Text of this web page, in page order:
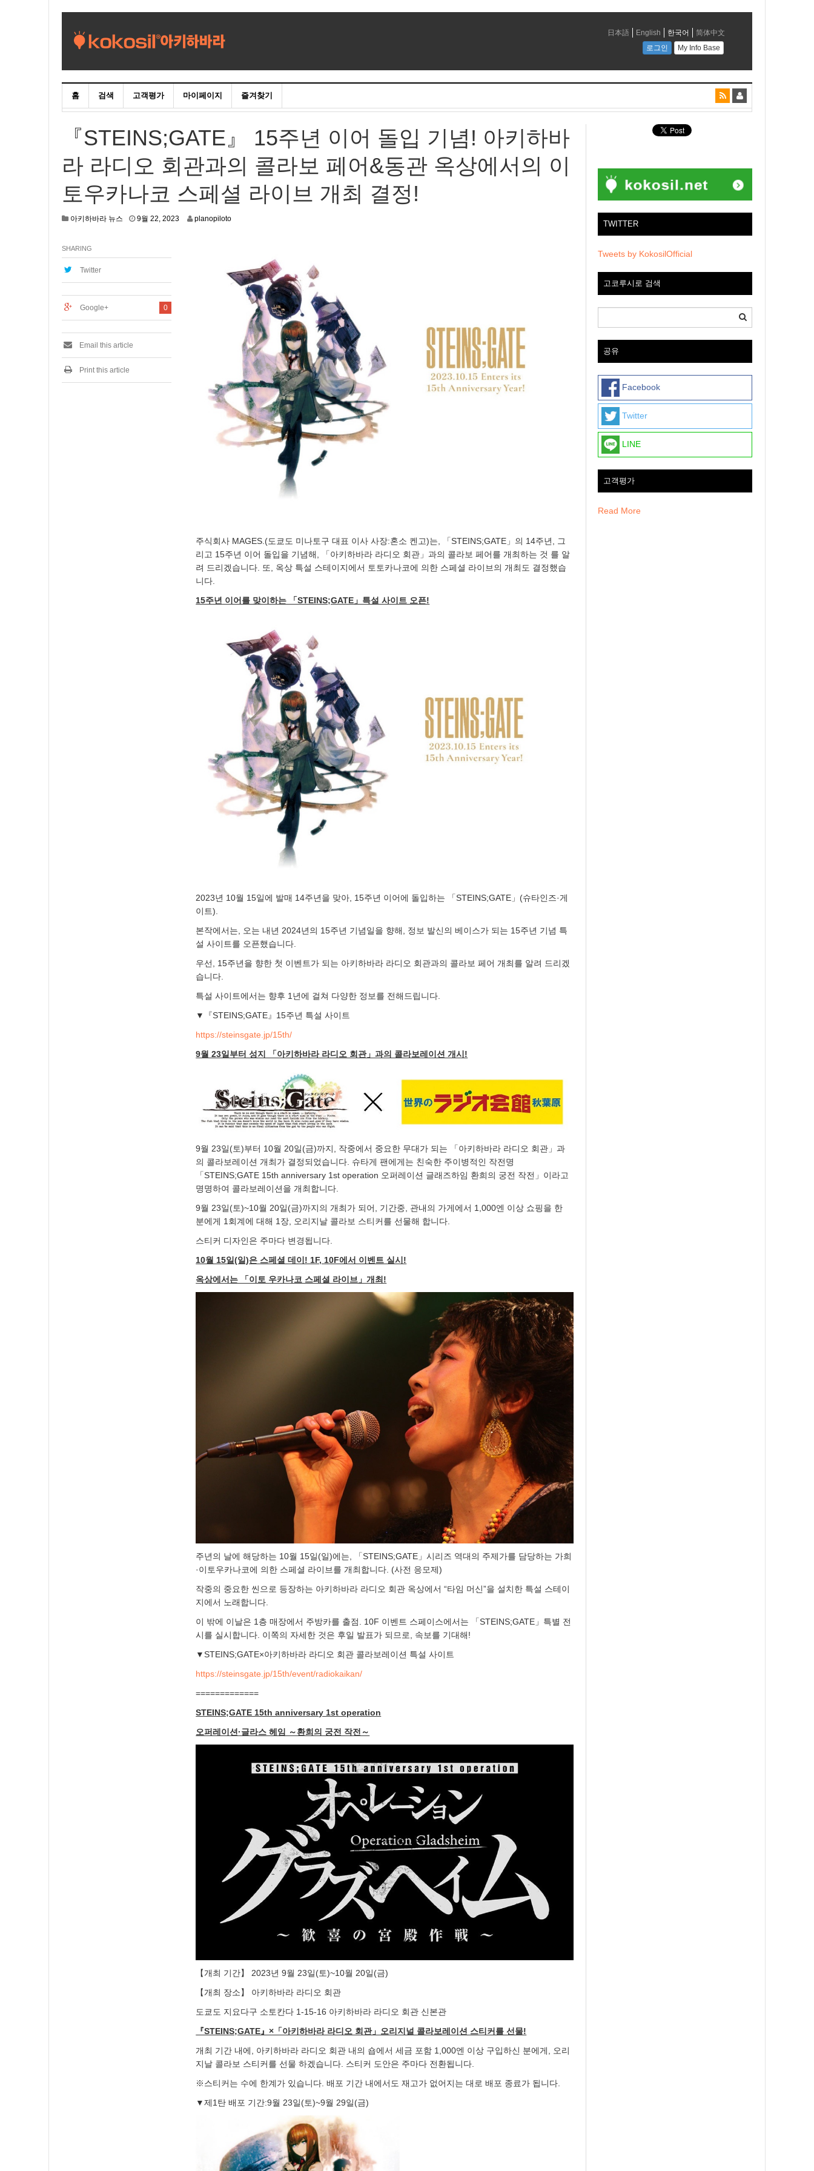
홈 검색 고객평가 마이페이지 즐겨찾기
『STEINS;GATE』 15주년 이어 돌입 기념! 아키하바
라 라디오 회관과의 콜라보 페어&동관 옥상에서의 이
토우카나코 스페셜 라이브 개최 결정!
아키하바라 뉴스 9월 22, 20239
planopiloto
주식회사 MAGES.(도쿄도 미나토구 대표 이사 사장:혼소 켄고)는, 「STEINS;GATE」의 14주년, 그
리고 15주년 이어 돌입을 기념해, 「아키하바라 라디오 회관」과의 콜라보 페어를 개최하는 것 를 알
려 드리겠습니다. 또, 옥상 특설 스테이지에서 토토카나코에 의한 스페셜 라이브의 개최도 결정했습
니다.
15주년 이어를 맞이하는 「STEINS;GATE」특설 사이트 오픈!
2023년 10월 15일에 발매 14주년을 맞아, 15주년 이어에 돌입하는 「STEINS;GATE」(슈타인즈·게
이트).
본작에서는, 오는 내년 2024년의 15주년 기념일을 향해, 정보 발신의 베이스가 되는 15주년 기념 특
설 사이트를 오픈했습니다.
우선, 15주년을 향한 첫 이벤트가 되는 아키하바라 라디오 회관과의 콜라보 페어 개최를 알려 드리겠
습니다.
특설 사이트에서는 향후 1년에 걸쳐 다양한 정보를 전해드립니다.
▼『STEINS;GATE』15주년 특설 사이트
https://steinsgate.jp/15th/
9월 23일부터 성지 「아키하바라 라디오 회관」과의 콜라보레이션 개시!
9월 23일(토)부터 10월 20일(금)까지, 작중에서 중요한 무대가 되는 「아키하바라 라디오 회관」과
의 콜라보레이션 개최가 결정되었습니다. 슈타게 팬에게는 친숙한 주이병적인 작전명
「STEINS;GATE 15th anniversary 1st operation 오퍼레이션 글래즈하임 환희의 궁전 작전」이라고
명명하여 콜라보레이션을 개최합니다.
9월 23일(토)~10월 20일(금)까지의 개최가 되어, 기간중, 관내의 가게에서 1,000엔 이상 쇼핑을 한
분에게 1회계에 대해 1장, 오리지날 콜라보 스티커를 선물해 합니다.
스티커 디자인은 주마다 변경됩니다.
10월 15일(일)은 스페셜 데이! 1F, 10F에서 이벤트 실시!
옥상에서는 「이토 우카나코 스페셜 라이브」개최!
주년의 날에 해당하는 10월 15일(일)에는, 「STEINS;GATE」시리즈 역대의 주제가를 담당하는 가희
·이토우카나코에 의한 스페셜 라이브를 개최합니다. (사전 응모제)
작중의 중요한 씬으로 등장하는 아키하바라 라디오 회관 옥상에서 “타임 머신”을 설치한 특설 스테이
지에서 노래합니다.
이 밖에 이날은 1층 매장에서 주방카를 출점. 10F 이벤트 스페이스에서는 「STEINS;GATE」특별 전
시를 실시합니다. 이쪽의 자세한 것은 후일 발표가 되므로, 속보를 기대해!
▼STEINS;GATE×아키하바라 라디오 회관 콜라보레이션 특설 사이트
https://steinsgate.jp/15th/event/radiokaikan/
=============
STEINS;GATE 15th anniversary 1st operation
오퍼레이션·글라스 헤임 ～환희의 궁전 작전～
【개최 기간】 2023년 9월 23일(토)~10월 20일(금)
【개최 장소】 아키하바라 라디오 회관
도쿄도 지요다구 소토칸다 1-15-16 아키하바라 라디오 회관 신본관
『STEINS;GATE』×「아키하바라 라디오 회관」오리지널 콜라보레이션 스티커를 선물!
개최 기간 내에, 아키하바라 라디오 회관 내의 숍에서 세금 포함 1,000엔 이상 구입하신 분에게, 오리
지날 콜라보 스티커를 선물 하겠습니다. 스티커 도안은 주마다 전환됩니다.
※스티커는 수에 한계가 있습니다. 배포 기간 내에서도 재고가 없어지는 대로 배포 종료가 됩니다.
▼제1탄 배포 기간:9월 23일(토)~9월 29일(금)
SHARING
Twitter
0
Google+
Email this article
Print this article
TWITTER
Tweets by KokosilOfficial
고코루시로 검색
공유
Facebook
Twitter
LINE
고객평가
Read More